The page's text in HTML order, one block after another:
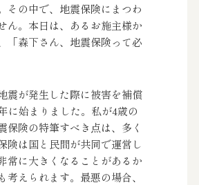
その中で、地震保険にまつわ
ん。本日は、あるお施主様か
「森下さん、地震保険って必
震が発生した際に被害を補償
に始まりました。私が4歳の
険の特筆すべき点は、多く
険は国と民間が共同で運営し
常に大きくなることがあるか
えられます。最悪の場合、